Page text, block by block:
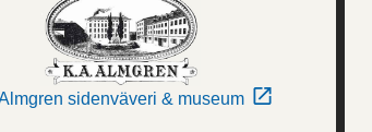
sidenväveri & museum